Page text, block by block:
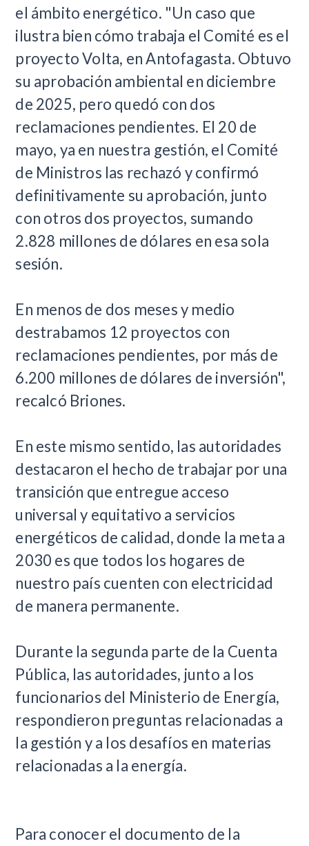
el ámbito energético. "Un caso que
ilustra bien cómo trabaja el Comité es el
proyecto Volta, en Antofagasta. Obtuvo
su aprobación ambiental en diciembre
de 2025, pero quedó con dos
reclamaciones pendientes. El 20 de
mayo, ya en nuestra gestión, el Comité
de Ministros las rechazó y confirmó
definitivamente su aprobación, junto
con otros dos proyectos, sumando
2.828 millones de dólares en esa sola
sesión.
En menos de dos meses y medio
destrabamos 12 proyectos con
reclamaciones pendientes, por más de
6.200 millones de dólares de inversión",
recalcó Briones.
En este mismo sentido, las autoridades
destacaron el hecho de trabajar por una
transición que entregue acceso
universal y equitativo a servicios
energéticos de calidad, donde la meta a
2030 es que todos los hogares de
nuestro país cuenten con electricidad
de manera permanente.
Durante la segunda parte de la Cuenta
Pública, las autoridades, junto a los
funcionarios del Ministerio de Energía,
respondieron preguntas relacionadas a
la gestión y a los desafíos en materias
relacionadas a la energía.
Para conocer el documento de la